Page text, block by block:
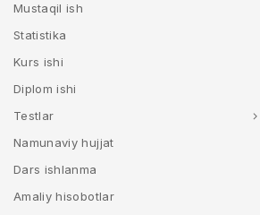
Mustaqil ish
Statistika
Kurs ishi
Diplom ishi
Testlar
Namunaviy hujjat
Dars ishlanma
Amaliy hisobotlar